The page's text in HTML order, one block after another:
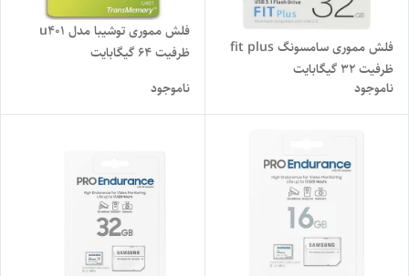
فلش مموری سامسونگ fit plus
ظرفیت 32 گیگابایت
ناموجود
فلش مموری توشیبا مدل u401
ظرفیت 64 گیگابایت
ناموجود